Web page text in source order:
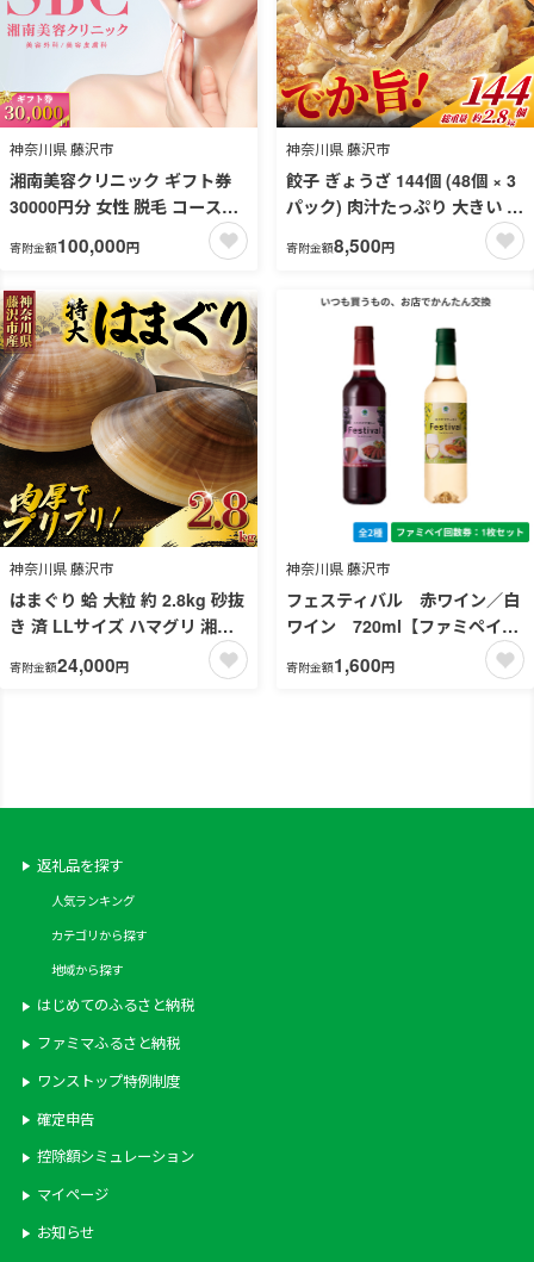
神奈川県 藤沢市
湘南美容クリニック ギフト券
30000円分 女性 脱毛 コース
VIO SBC 藤沢院 美容クリニッ
ク 医療 レーザー 美容 びよう
ビヨウ 美 美白 美肌 ケア エス
テ サロン 施術 レーザー ボディ
ケア フェシャルケア 食べ物以
外 ムダ毛処理 ご利用券 利用券
チケット 券 体験チケット 体験
医療法人社団孝和会 神奈川 湘
南 藤沢
寄附金額100,000円
神奈川県 藤沢市
餃子 ぎょうざ 144個 (48個 × 3
パック) 肉汁たっぷり 大きい 国
産 ブランド豚 ルイビ豚 小分け
豚肉 野菜 肉 湘南餃子 湘南ぎょ
ザ 冷凍餃子 生餃子 冷凍 ご飯
おかず 冷凍食品 中華 おつまみ
簡単調理 時短 簡易包装 手作り
餃子 サノフーズ 神奈川 湘南 藤
寄附金額8,500円
神奈川県 藤沢市
はまぐり 蛤 大粒 約 2.8kg 砂抜
き 済 LLサイズ ハマグリ 湘南
はまぐり 冷凍 魚介 魚貝 冷凍
海鮮 水産加工品 水産品 海産物
月～12月中旬発送 神奈川 湘南
寄附金額24,000円
神奈川県 藤沢市
フェスティバル 赤ワイン／白
ワイン 720ml【ファミペイ回
寄附金額1,600円
返礼品を探す
人気ランキング
カテゴリから探す
地域から探す
はじめてのふるさと納税
ファミマふるさと納税
ワンストップ特例制度
確定申告
控除額シミュレーション
マイページ
お知らせ